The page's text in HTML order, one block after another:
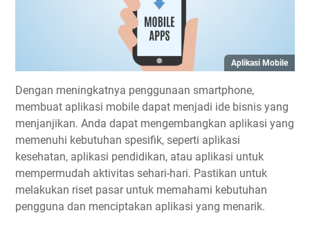
Aplikasi Mobile
Dengan meningkatnya penggunaan smartphone,
membuat aplikasi mobile dapat menjadi ide bisnis yang
menjanjikan. Anda dapat mengembangkan aplikasi yang
memenuhi kebutuhan spesifik, seperti aplikasi
kesehatan, aplikasi pendidikan, atau aplikasi untuk
mempermudah aktivitas sehari-hari. Pastikan untuk
melakukan riset pasar untuk memahami kebutuhan
pengguna dan menciptakan aplikasi yang menarik.